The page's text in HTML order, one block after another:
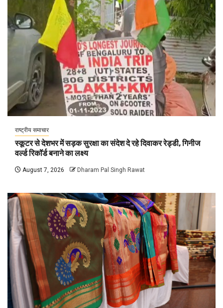
राष्ट्रीय समाचार
स्कूटर से देशभर में सड़क सुरक्षा का संदेश दे रहे दिवाकर रेड्डी, गिनीज
वर्ल्ड रिकॉर्ड बनाने का लक्ष्य
August 7, 2026 Dharam Pal Singh Rawat